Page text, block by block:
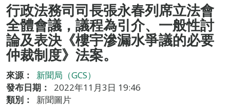
行政法務司司長張永春列席立法會
全體會議，議程為引介、一般性討
論及表決《樓宇滲漏水爭議的必要
仲裁制度》法案。
來源：
新聞局（GCS）
發布日期：
2022年11月3日 19:46
類別：
新聞圖片